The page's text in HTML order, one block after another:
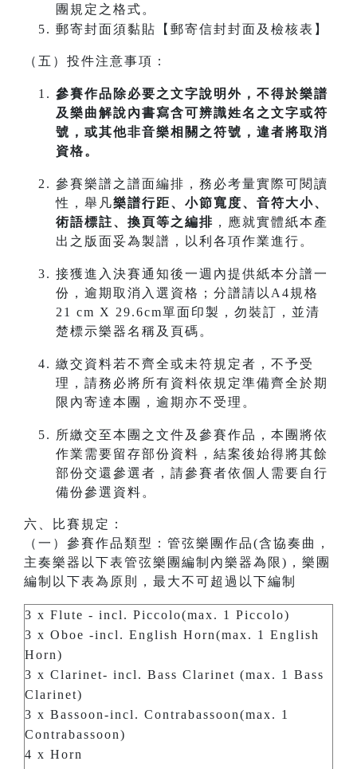
團規定之格式。
郵寄封面須黏貼【郵寄信封封面及檢核表】
（五）投件注意事項：
參賽作品除必要之文字說明外，不得於樂譜
及樂曲解說內書寫含可辨識姓名之文字或符
號，或其他非音樂相關之符號，違者將取消
資格。
參賽樂譜之譜面編排，務必考量實際可閱讀
性，舉凡樂譜行距、小節寬度、音符大小、
術語標註、換頁等之編排 ，應就實體紙本產
出之版面妥為製譜，以利各項作業進行。
接獲進入決賽通知後一週內提供紙本分譜一
份，逾期取消入選資格；分譜請以A4規格
21 cm X 29.6cm單面印製，勿裝訂，並清
楚標示樂器名稱及頁碼。
繳交資料若不齊全或未符規定者，不予受
理，請務必將所有資料依規定準備齊全於期
限內寄達本團，逾期亦不受理。
所繳交至本團之文件及參賽作品，本團將依
作業需要留存部份資料，結案後始得將其餘
部份交還參選者，請參賽者依個人需要自行
備份參選資料。
六、比賽規定：
（一）參賽作品類型：管弦樂團作品(含協奏曲，
主奏樂器以下表管弦樂團編制內樂器為限)，樂團
編制以下表為原則，最大不可超過以下編制
3 x Flute - incl. Piccolo(max. 1 Piccolo)
3 x Oboe -incl. English Horn(max. 1 English
Horn)
3 x Clarinet- incl. Bass Clarinet (max. 1 Bass
Clarinet)
3 x Bassoon-incl. Contrabassoon(max. 1
Contrabassoon)
4 x Horn